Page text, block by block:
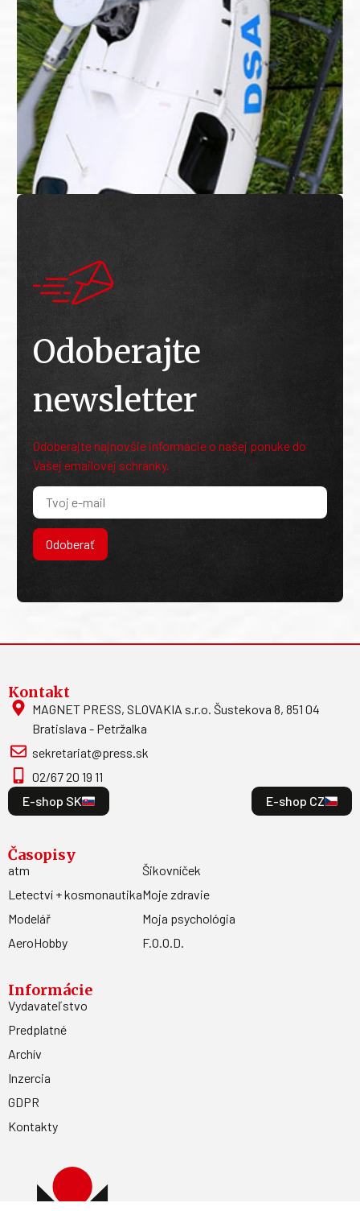
Odoberajte
newsletter
Odoberajte najnovšie informácie o našej ponuke do
Vašej emailovej schránky.
Odoberať
Kontakt
MAGNET PRESS, SLOVAKIA s.r.o. Šustekova 8, 851 04
Bratislava - Petržalka
sekretariat@press.sk
02/67 20 19 11
E-shop SK
E-shop CZ
Časopisy
atm
Letectví + kosmonautika
Modelář
AeroHobby
Šikovníček
Moje zdravie
Moja psychológia
F.O.O.D.
Informácie
Vydavateľstvo
Predplatné
Archív
Inzercia
GDPR
Kontakty